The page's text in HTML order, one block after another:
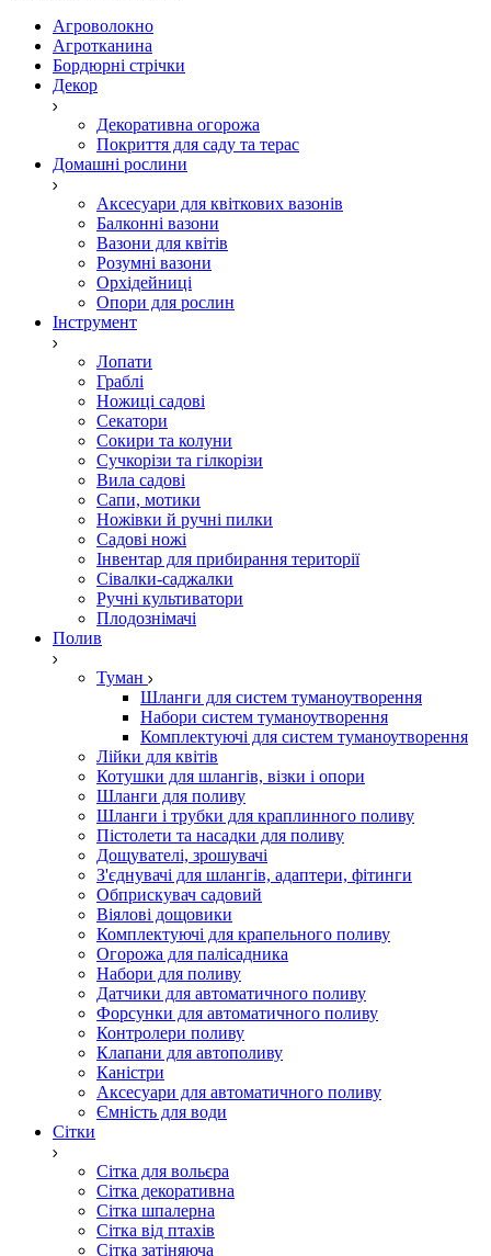
Агроволокно
Агротканина
Бордюрні стрічки
Декор
Декоративна огорожа
Покриття для саду та терас
Домашні рослини
Аксесуари для квіткових вазонів
Балконні вазони
Вазони для квітів
Розумні вазони
Орхідейниці
Опори для рослин
Інструмент
Лопати
Граблі
Ножиці садові
Секатори
Сокири та колуни
Сучкорізи та гілкорізи
Вила садові
Сапи, мотики
Ножівки й ручні пилки
Садові ножі
Інвентар для прибирання території
Сівалки-саджалки
Ручні культиватори
Плодознімачі
Полив
Туман
Шланги для систем туманоутворення
Набори систем туманоутворення
Комплектуючі для систем туманоутворення
Лійки для квітів
Котушки для шлангів, візки і опори
Шланги для поливу
Шланги і трубки для краплинного поливу
Пістолети та насадки для поливу
Дощувателі, зрошувачі
З'єднувачі для шлангів, адаптери, фітинги
Обприскувач садовий
Віялові дощовики
Комплектуючі для крапельного поливу
Огорожа для палісадника
Набори для поливу
Датчики для автоматичного поливу
Форсунки для автоматичного поливу
Контролери поливу
Клапани для автополиву
Каністри
Аксесуари для автоматичного поливу
Ємність для води
Сітки
Сітка для вольєра
Сітка декоративна
Сітка шпалерна
Сітка від птахів
Сітка затіняюча